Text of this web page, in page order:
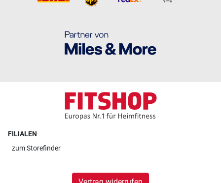
FILIALEN
zumStorefinder